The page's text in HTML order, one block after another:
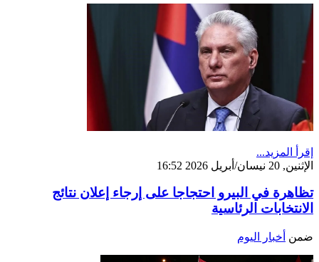
إقرأ المزيد...
الإثنين, 20 نيسان/أبريل 2026 16:52
تظاهرة في البيرو احتجاجا على إرجاء إعلان نتائج
الانتخابات الرئاسية
ضمن أخبار اليوم